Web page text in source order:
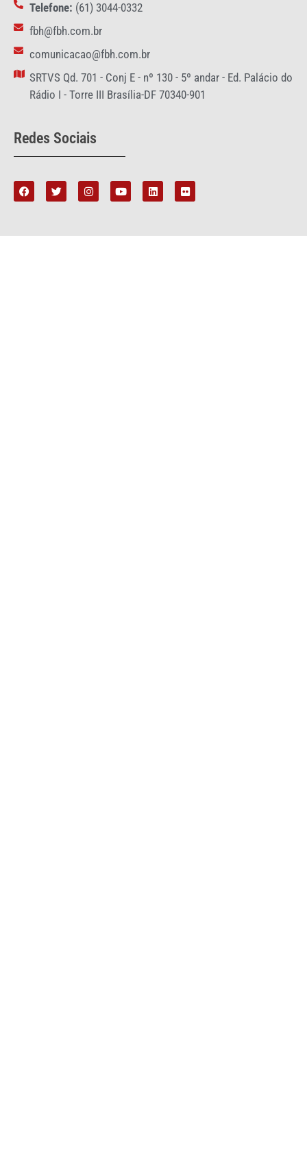
Telefone: (61) 3044-0332
fbh@fbh.com.br
comunicacao@fbh.com.br
SRTVS Qd. 701 - Conj E - nº 130 - 5º andar - Ed. Palácio do
Rádio I - Torre III Brasília-DF 70340-901
Redes Sociais